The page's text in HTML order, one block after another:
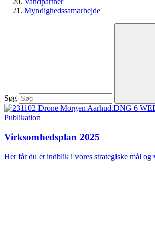
Myndighedssamarbejde
Søg
Publikation
Virksomhedsplan 2025
Her får du et indblik i vores strategiske mål